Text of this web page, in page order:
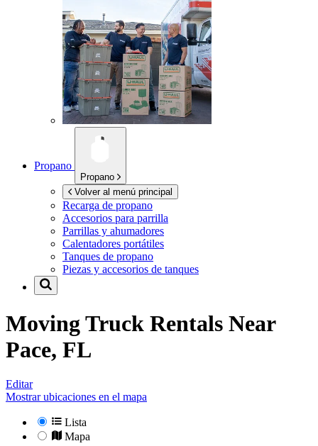
Propano
Propano
Volver al menú principal
Recarga de propano
Accesorios para parrilla
Parrillas y ahumadores
Calentadores portátiles
Tanques de propano
Piezas y accesorios de tanques
Moving Truck Rentals Near
Pace, FL
Editar
Mostrar ubicaciones en el mapa
Lista
Mapa